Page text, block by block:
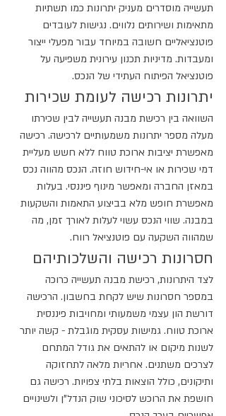
תעשייה מוסדרים מעניק יתרונות כמו תשתיות
מתאימות ושירותים נלווים. נגישות לעובדים
פוטנציאליים חשובה במיוחד עבור מפעלי ייצור
ומעבדות. מדיניות תכנון עירונית משפיעה על
פוטנציאל הפיתוח העתידי של הנכס.
יתרונות רכישה לעומת שכירות
השוואה בין רכישת מבנה תעשייה לבין שכירתו
מעלה מספר יתרונות משמעותיים לרכישה. רכישה
מאפשרת יציבות ארוכת טווח ללא חשש מעליית
דמי שכירות או אי-חידוש חוזה. הנכס מהווה נכס
במאזן החברה ומאפשר מינוף פיננסי. בעלות
מאפשרת חופש מלא בביצוע התאמות והשקעות
במבנה. שווי הנכס עשוי לעלות לאורך זמן, מה
שמהווה השקעה עם פוטנציאל רווח.
חסרונות רכישה והשלכותיהם
לצד היתרונות, רכישת מבנה תעשייה כרוכה
במספר חסרונות שיש לקחת בחשבון. הרכישה
דורשת הון עצמי משמעותי ומחויבות פיננסית
ארוכת טווח. גמישות עסקית מוגבלת - קשה יותר
לשנות מיקום או להתאים את גודל המתחם
לצרכים משתנים. אחריות מלאה לתחזוקה
ותיקונים, כולל הוצאות בלתי צפויות. רכישה גם
חושפת את הרוכש לסיכוני שוק הנדל"ן ולשינויים